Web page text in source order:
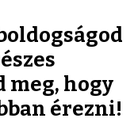
meg, hogy
érezni!